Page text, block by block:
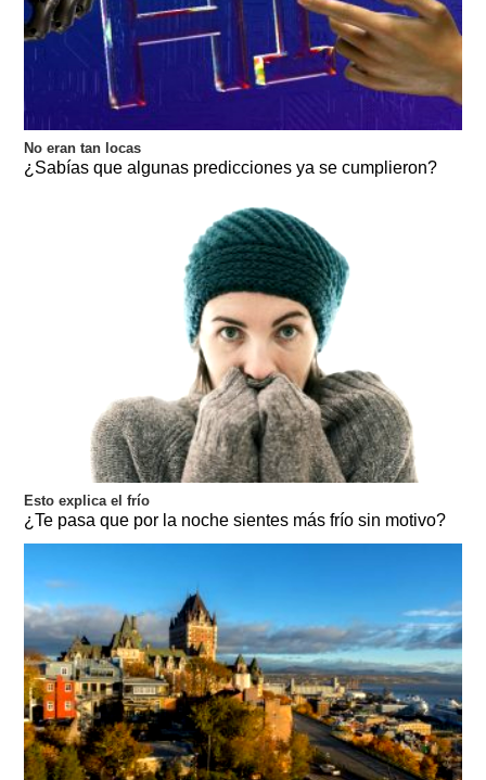
No eran tan locas
¿Sabías que algunas predicciones ya se cumplieron?
Esto explica el frío
¿Te pasa que por la noche sientes más frío sin motivo?